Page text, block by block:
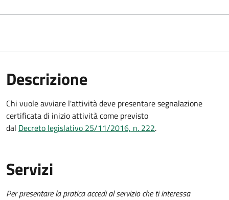
Descrizione
Chi vuole avviare l'attività deve presentare segnalazione
certificata di inizio attività come previsto
dal Decreto legislativo 25/11/2016, n. 222.
Servizi
Per presentare la pratica accedi al servizio che ti interessa